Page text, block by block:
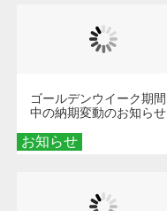
お知らせ
ゴールデンウイーク期間
中の納期変動のお知らせ